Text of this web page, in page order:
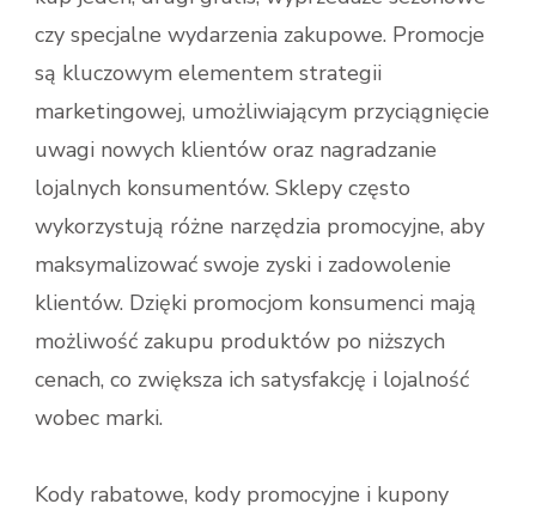
czy specjalne wydarzenia zakupowe. Promocje
są kluczowym elementem strategii
marketingowej, umożliwiającym przyciągnięcie
uwagi nowych klientów oraz nagradzanie
lojalnych konsumentów. Sklepy często
wykorzystują różne narzędzia promocyjne, aby
maksymalizować swoje zyski i zadowolenie
klientów. Dzięki promocjom konsumenci mają
możliwość zakupu produktów po niższych
cenach, co zwiększa ich satysfakcję i lojalność
wobec marki.
Kody rabatowe, kody promocyjne i kupony